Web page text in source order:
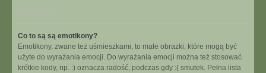
Co to są są emotikony?
Emotikony, zwane też uśmieszkami, to małe obrazki, które mogą być
użyte do wyrażania emocji. Do wyrażania emocji można też stosować
krótkie kody, np. :) oznacza radość, podczas gdy :( smutek. Pełna lista